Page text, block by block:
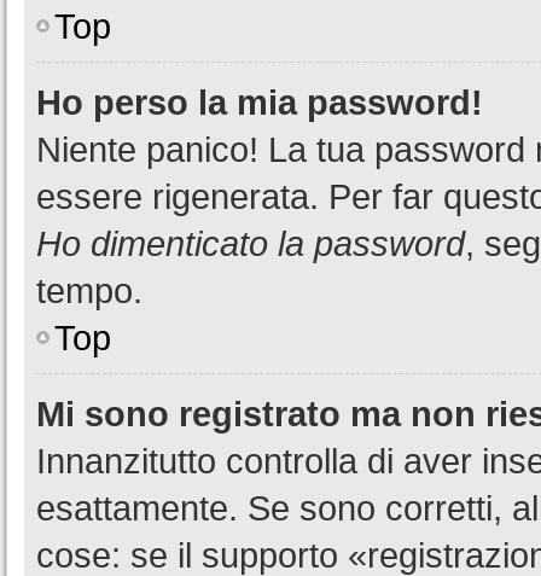
Top
Ho perso la mia password!
Niente panico! La tua
essere rigenerata. Per far
Ho dimenticato la password,
tempo.
Top
Mi sono registrato ma non
Innanzitutto controlla di aver
esattamente. Se sono corretti,
cose: se il supporto